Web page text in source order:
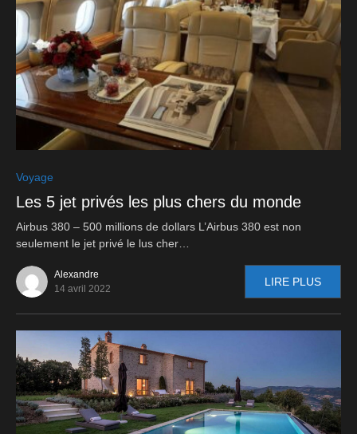
Voyage
Les 5 jet privés les plus chers du monde
Airbus 380 – 500 millions de dollars L’Airbus 380 est non
seulement le jet privé le lus cher…
Alexandre
14 avril 2022
LIRE PLUS